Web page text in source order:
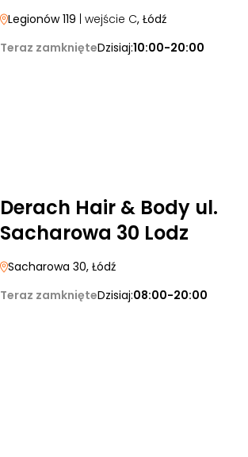
Legionów 119 | wejście C, Łódź
Teraz zamknięteDzisiaj:10:00-20:00
Derach Hair & Body ul.
Sacharowa 30 Lodz
Sacharowa 30, Łódź
Teraz zamknięteDzisiaj:08:00-20:00